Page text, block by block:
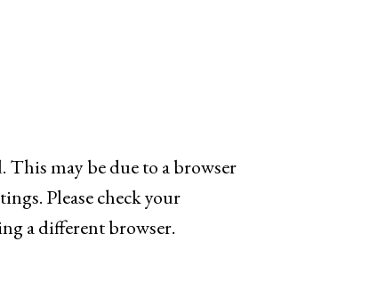
may be due to a browser
Please check your
a different browser.